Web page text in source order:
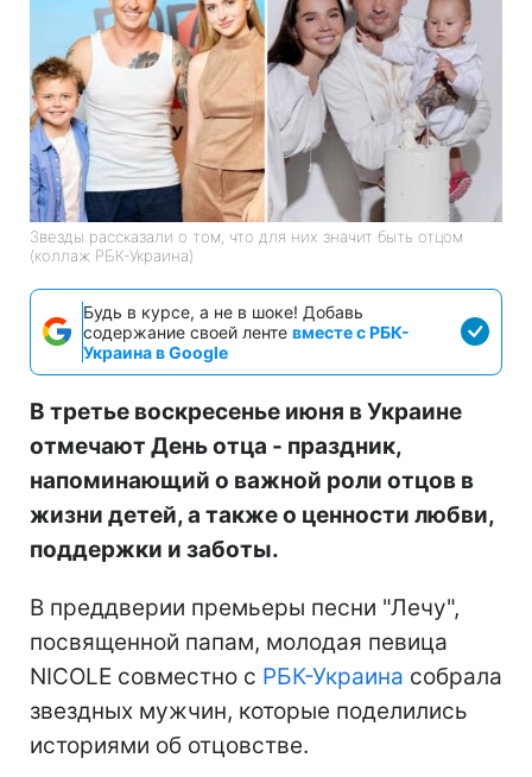
Звезды рассказали о том, что для них значит быть отцом
(коллаж РБК-Украина)
Будь в курсе, а не в шоке! Добавь
содержание своей ленте вместе с РБК-
Украина в Google
В третье воскресенье июня в Украине
отмечают День отца - праздник,
напоминающий о важной роли отцов в
жизни детей, а также о ценности любви,
поддержки и заботы.
В преддверии премьеры песни "Лечу",
посвященной папам, молодая певица
NICOLE совместно с РБК-Украина собрала
звездных мужчин, которые поделились
историями об отцовстве.